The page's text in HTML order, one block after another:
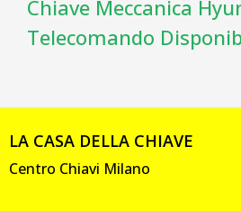
Chiave Meccanica
Telecomando
LA CASA DELLA CHIAVE
Centro Chiavi Milano